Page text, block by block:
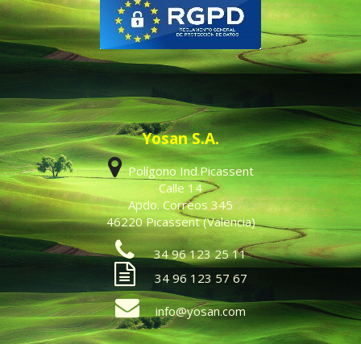
Yosan S.A.
Polígono Ind.Picassent
Calle 14
Apdo. Correos 345
46220 Picassent (Valencia)
34 96 123 25 11
34 96 123 57 67
info@yosan.com